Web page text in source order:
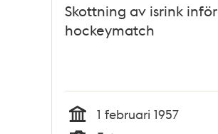
Skottning av isrink inför
hockeymatch
1 februari 1957